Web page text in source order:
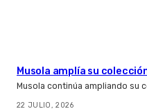
Musola amplía su
Musola continúa ampliando su
22 JULIO, 2026